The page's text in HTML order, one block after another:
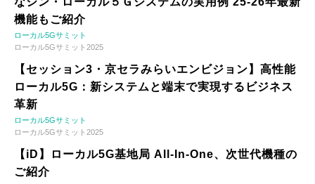
機能もご紹介
ローカル5Gサミット
ローカル5Gサミット2025
【セッション3・京セラみらいエンビジョン】高性能
ローカル5G：新システムと端末で実現するビジネス
革新
ローカル5Gサミット
ローカル5Gサミット2025
【iD】ローカル5G基地局 All-In-One、次世代機種の
ご紹介